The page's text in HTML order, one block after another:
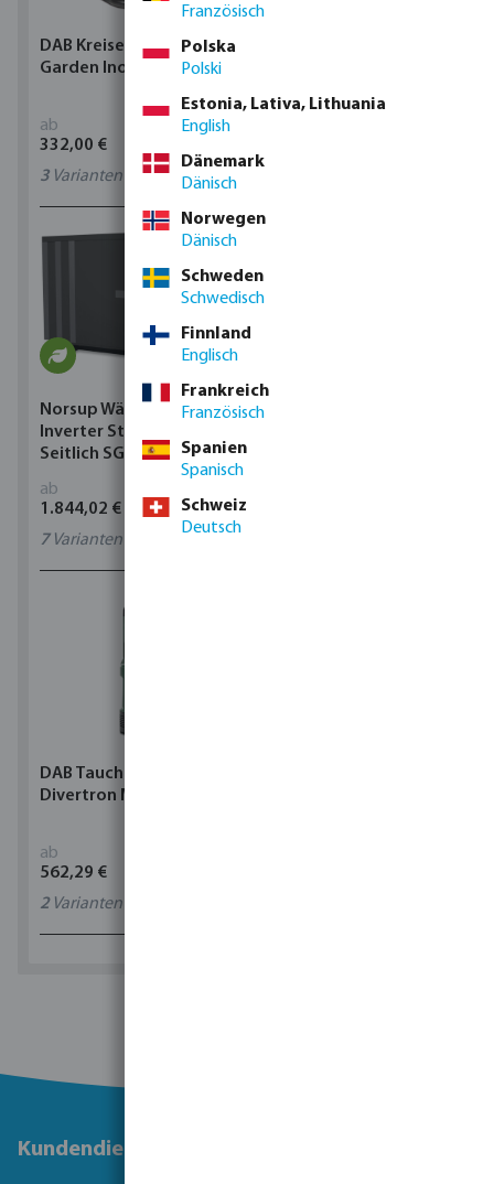
DAB Kreiselpumpe,
Garden Inox
ab
332,00 €
3 Varianten
Norsup Wärmepumpe
Inverter Stahl Schwarz
Seitlich SG Silent-Pro
ab
1.844,02 €
7Varianten
Norsup Wärmepumpe
DAB Tauchpumpe
Divertron M
ab
562,29 €
2Varianten
Kundendienst
Französisch
Polska
Polski
Estonia, Lativa, Lithuania
English
Dänemark
Dänisch
Norwegen
Dänisch
Schweden
Schwedisch
Finnland
Englisch
Frankreich
Französisch
Spanien
Spanisch
Schweiz
Deutsch